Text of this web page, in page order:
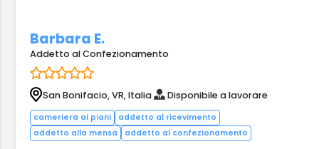
Barbara E.
Addetto al Confezionamento
San Bonifacio, VR, Italia Disponibile a lavorare
cameriera ai piani
addetto al ricevimento
addetto alla mensa
addetto al confezionamento